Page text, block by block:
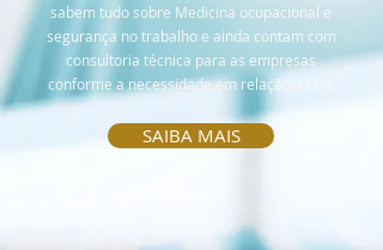
sabem tudo sobre Medicina ocupacional e
segurança no trabalho e ainda contam com
consultoria técnica para as empresas
conforme a necessidade em relação a EPIs
SAIBA MAIS